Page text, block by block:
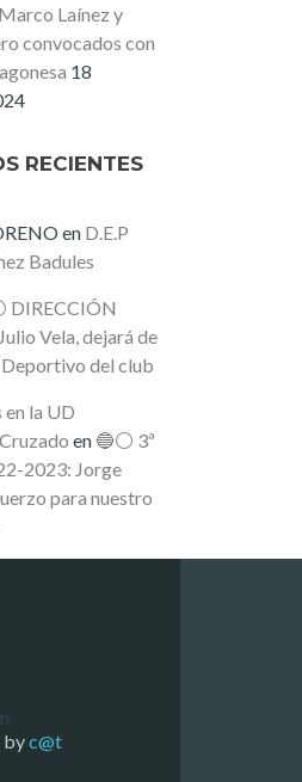
Laínez y
convocados con
18
RECIENTES
en D.E.P
Badules
DIRECCIÓN
Vela, dejará de
del club
la UD
en 🔵⚪️ 3ª
2023: Jorge
para nuestro
byc@t